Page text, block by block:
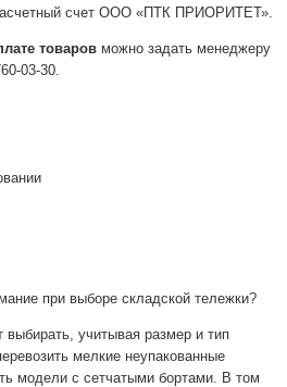
счет ООО «ПТК ПРИОРИТЕТ».
товаров можно задать менеджеру
03-30.
при выборе складской тележки?
выбирать, учитывая размер и тип
мелкие неупакованные
модели с сетчатыми бортами. В том